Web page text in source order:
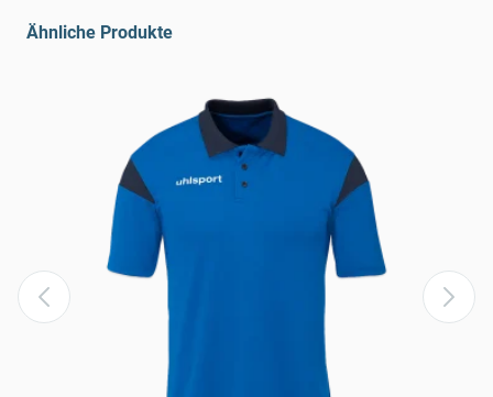
Ähnliche Produkte